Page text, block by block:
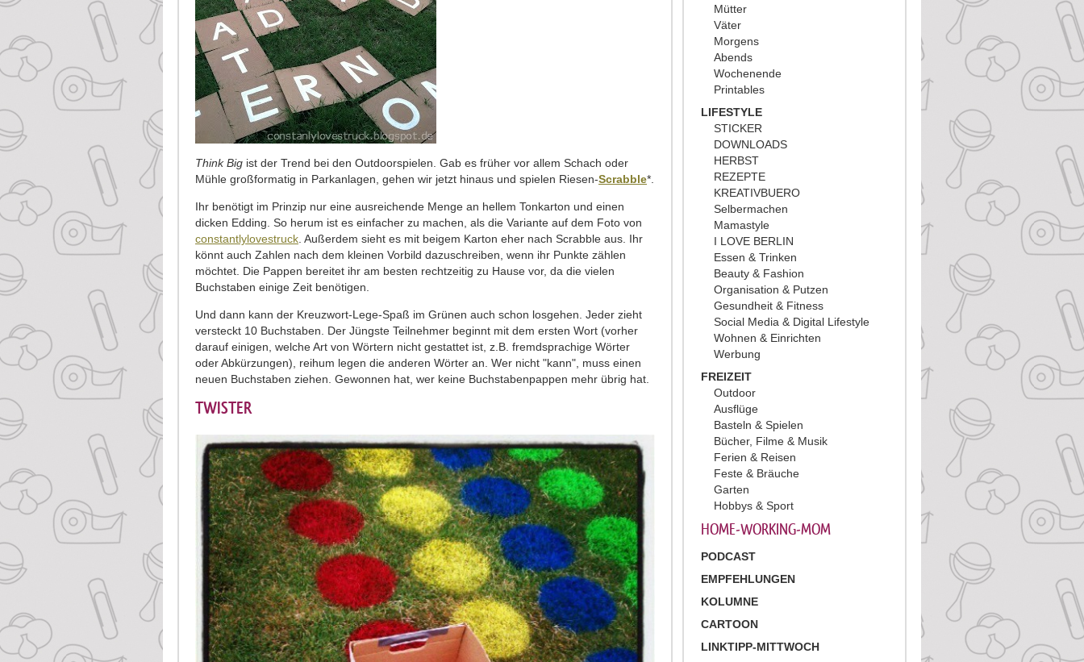
Mütter
Väter
Morgens
Abends
Wochenende
Printables
LIFESTYLE
STICKER
DOWNLOADS
HERBST
REZEPTE
KREATIVBUERO
Selbermachen
Mamastyle
I LOVE BERLIN
Essen & Trinken
Beauty & Fashion
Organisation & Putzen
Gesundheit & Fitness
Social Media & Digital Lifestyle
Wohnen & Einrichten
Werbung
FREIZEIT
Outdoor
Ausflüge
Basteln & Spielen
Bücher, Filme & Musik
Ferien & Reisen
Feste & Bräuche
Garten
Hobbys & Sport
HOME-WORKING-MOM
PODCAST
EMPFEHLUNGEN
KOLUMNE
CARTOON
LINKTIPP-MITTWOCH
Think Big ist der Trend bei den Outdoorspielen. Gab es früher vor allem Schach oder
Mühle großformatig in Parkanlagen, gehen wir jetzt hinaus und spielen Riesen-Scrabble*.
Ihr benötigt im Prinzip nur eine ausreichende Menge an hellem Tonkarton und einen
dicken Edding. So herum ist es einfacher zu machen, als die Variante auf dem Foto von
constantlylovestruck . Außerdem sieht es mit beigem Karton eher nach Scrabble aus. Ihr
könnt auch Zahlen nach dem kleinen Vorbild dazuschreiben, wenn ihr Punkte zählen
möchtet. Die Pappen bereitet ihr am besten rechtzeitig zu Hause vor, da die vielen
Buchstaben einige Zeit benötigen.
Und dann kann der Kreuzwort-Lege-Spaß im Grünen auch schon losgehen. Jeder zieht
versteckt 10 Buchstaben. Der Jüngste Teilnehmer beginnt mit dem ersten Wort (vorher
darauf einigen, welche Art von Wörtern nicht gestattet ist, z.B. fremdsprachige Wörter
oder Abkürzungen), reihum legen die anderen Wörter an. Wer nicht "kann", muss einen
neuen Buchstaben ziehen. Gewonnen hat, wer keine Buchstabenpappen mehr übrig hat.
TWISTER